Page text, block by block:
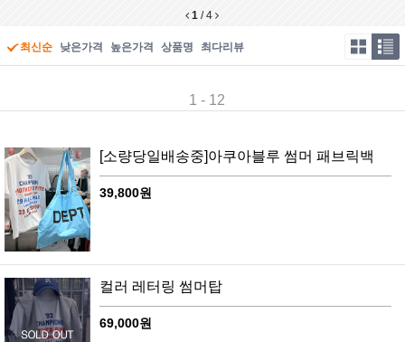
1 /4
최신순 낮은가격 높은가격 상품명 최다리뷰
1 - 12
[소량당일배송중]아쿠아블루 썸머 패브릭백
39,800원
컬러 레터링 썸머탑
69,000원